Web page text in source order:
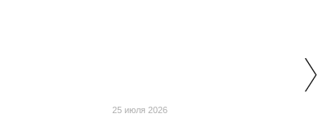
25 июля 2026